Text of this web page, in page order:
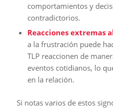
comportamientos y
contradictorios.
Reacciones extremas
a la frustración puede
TLP reaccionen de
eventos cotidianos, lo
en la relación.
Si notas varios de estos